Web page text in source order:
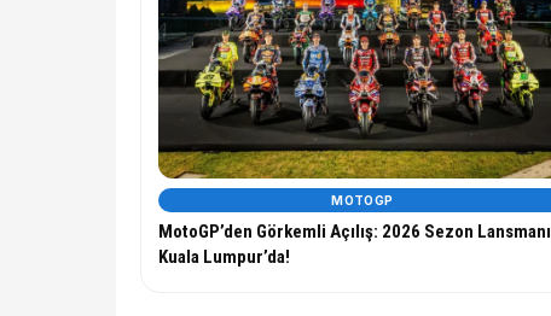
MOTOGP
MotoGP’den Görkemli Açılış: 2026 Sezon Lansmanı
Kuala Lumpur’da!